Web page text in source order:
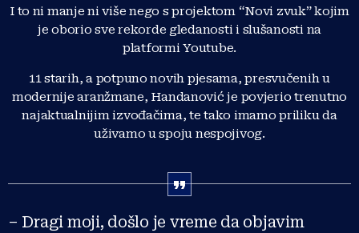
I to ni manje ni više nego s projektom “Novi zvuk” kojim
je oborio sve rekorde gledanosti i slušanosti na
platformi Youtube.
11 starih, a potpuno novih pjesama, presvučenih u
modernije aranžmane, Handanović je povjerio trenutno
najaktualnijim izvođačima, te tako imamo priliku da
uživamo u spoju nespojivog.
– Dragi moji, došlo je vreme da objavim